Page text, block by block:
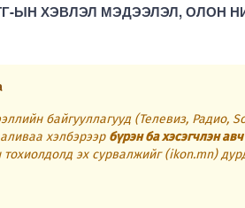
ЫН ХЭВЛЭЛ МЭДЭЭЛЭЛ, ОЛОН
байгууллагууд (Телевиз, Радио,
хэлбэрээр бүрэн ба хэсэгчлэн
эх сурвалжийг (ikon.mn)